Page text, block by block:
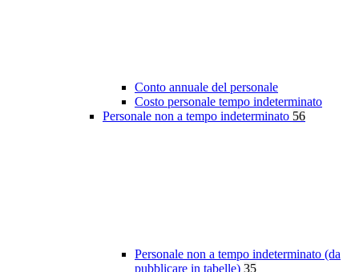
Conto annuale del personale
Costo personale tempo indeterminato
Personale non a tempo indeterminato 56
Personale non a tempo indeterminato (da
pubblicare in tabelle) 35